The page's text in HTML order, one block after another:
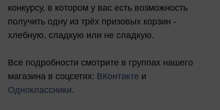
конкурсу, в котором у вас есть возможность
получить одну из трёх призовых корзин -
хлебную, сладкую или не сладкую.
Все подробности смотрите в группах нашего
магазина в соцсетях: ВКонтакте и
Одноклассники.